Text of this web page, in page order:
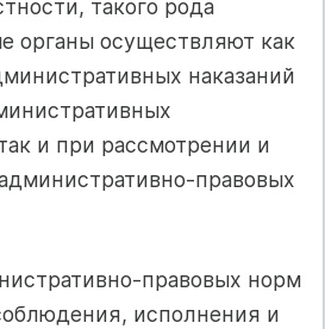
такого рода
органы осуществляют как
наказаний
и при рассмотрении и
правовых
правовых норм
исполнения и